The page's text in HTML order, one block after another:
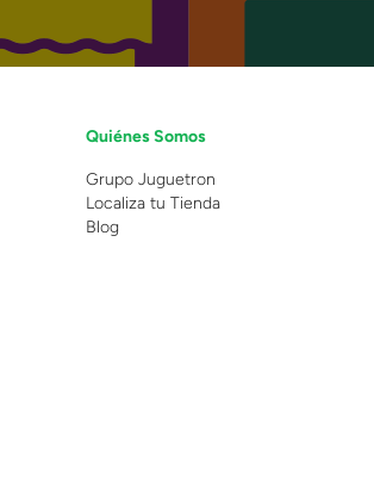
Quiénes Somos
Grupo Juguetron
Localiza tu Tienda
Blog